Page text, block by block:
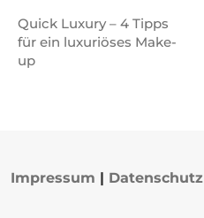
Quick Luxury – 4 Tipps
für ein luxuriöses Make-
up
Impressum | Datenschutz